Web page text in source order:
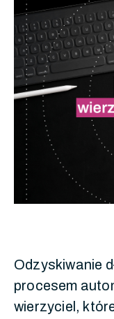
Odzyskiwanie
procesem
wierzyciel,